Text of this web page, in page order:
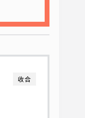
收合